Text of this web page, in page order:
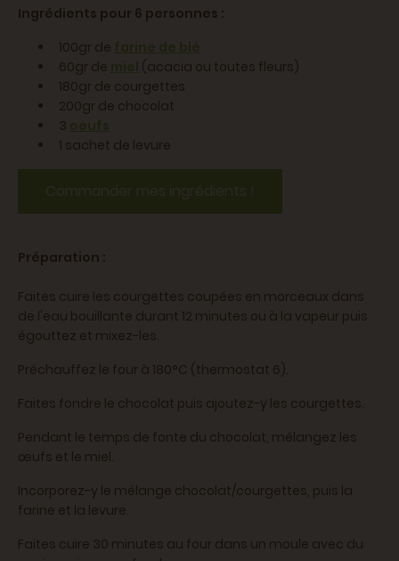
Ingrédients pour 6 personnes :
100gr de farine de blé
60gr de miel (acacia ou toutes fleurs)
180gr de courgettes
200gr de chocolat
3 oeufs
1 sachet de levure
Commander mes ingrédients !
Préparation :
Faites cuire les courgettes coupées en morceaux dans
de l'eau bouillante durant 12 minutes ou à la vapeur puis
égouttez et mixez-les.
Préchauffez le four à 180°C (thermostat 6).
Faites fondre le chocolat puis ajoutez-y les courgettes.
Pendant le temps de fonte du chocolat, mélangez les
œufs et le miel.
Incorporez-y le mélange chocolat/courgettes, puis la
farine et la levure.
Faites cuire 30 minutes au four dans un moule avec du